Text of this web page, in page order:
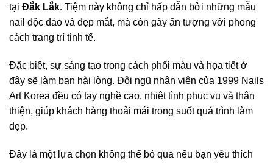
tại Đắk Lắk. Tiệm này không chỉ hấp dẫn bởi những mẫu
nail độc đáo và đẹp mắt, mà còn gây ấn tượng với phong
cách trang trí tinh tế.
Đặc biệt, sự sáng tạo trong cách phối màu và họa tiết ở
đây sẽ làm bạn hài lòng. Đội ngũ nhân viên của 1999 Nails
Art Korea đều có tay nghề cao, nhiệt tình phục vụ và thân
thiện, giúp khách hàng thoải mái trong suốt quá trình làm
đẹp.
Đây là một lựa chọn không thể bỏ qua nếu bạn yêu thích